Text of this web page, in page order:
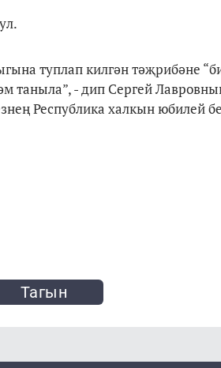
туплап килгән тәҗрибәне
таныла”, - дип Сергей
Республика халкын юбилей
Тагын